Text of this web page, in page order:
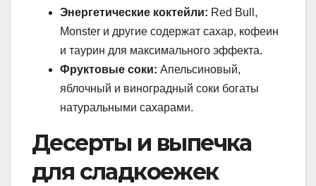
Энергетические коктейли: Red Bull,
Monster и другие содержат сахар, кофеин
и таурин для максимального эффекта.
Фруктовые соки: Апельсиновый,
яблочный и виноградный соки богаты
натуральными сахарами.
Десерты и выпечка
для сладкоежек